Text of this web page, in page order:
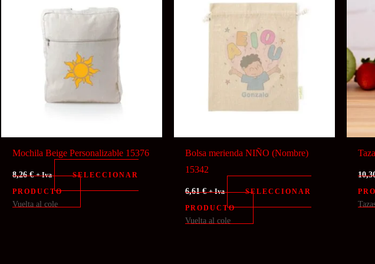
Mochila Beige Personalizable 15376
8,26€ + Iva
SELECCIONAR
PRODUCTO
Vuelta al cole
Bolsa merienda NIÑO (Nombre)
15342
6,61€ + Iva
SELECCIONAR
PRODUCTO
Vuelta al cole